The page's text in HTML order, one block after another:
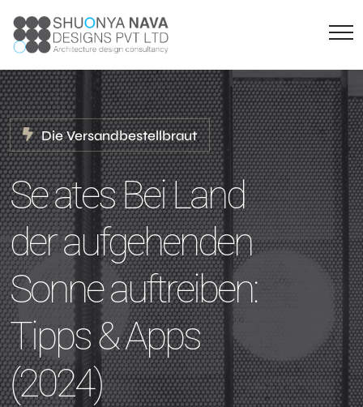
Die Versandbestellbraut
Se ates Bei Land
der aufgehenden
Sonne auftreiben:
Tipps & Apps
(2024)